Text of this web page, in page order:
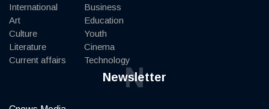
International
Art
Culture
Literature
Current affairs
Business
Education
Youth
Cinema
Technology
Newsletter
N